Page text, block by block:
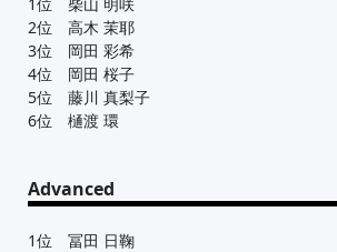
2位 高木 茉耶
3位 岡田 彩希
4位 岡田 桜子
5位 藤川 真梨子
6位 樋渡 環
Advanced
1位 冨田 日鞠